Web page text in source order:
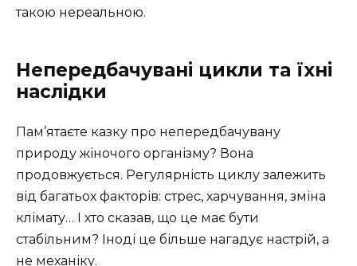
такою нереальною.
Непередбачувані цикли та їхні
наслідки
Пам’ятаєте казку про непередбачувану
природу жіночого організму? Вона
продовжується. Регулярність циклу залежить
від багатьох факторів: стрес, харчування, зміна
клімату… І хто сказав, що це має бути
стабільним? Іноді це більше нагадує настрій, а
не механіку.